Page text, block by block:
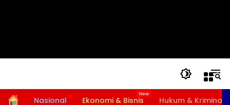
HomeNasional Ekonomi & Bisnis Hukum & Kriminal